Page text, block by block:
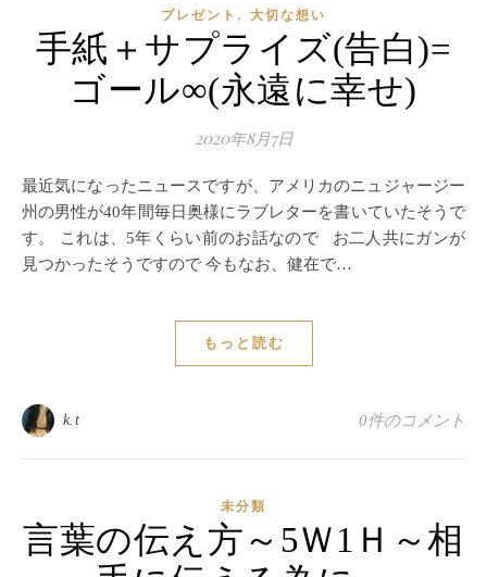
プレゼント , 大切な想い
手紙＋サプライズ(告白)=
ゴール∞(永遠に幸せ)
2020年8月7日
最近気になったニュースですが、アメリカのニュジャージー
州の男性が40年間毎日奥様にラブレターを書いていたそうで
す。 これは、5年くらい前のお話なので お二人共にガンが
見つかったそうですので 今もなお、健在で…
もっと読む
k.t 0件のコメント
未分類
言葉の伝え方～5Ｗ1Ｈ～相